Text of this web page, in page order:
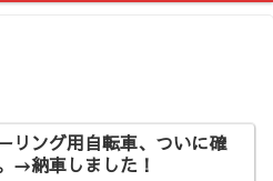
リング用自転車、ついに確
→納車しました！